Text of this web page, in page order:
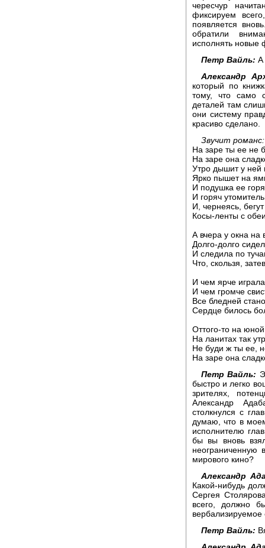
чересчур
фиксируем
появляется
обратили
исполнять новые
Петр Вайль: А
Александр
который по
тому, что само
деталей там
они систему
красиво сделано.
Звучит романс:
На заре ты ее не
На заре она
Утро дышит у ней
Ярко пышет на
И подушка ее
И горяч
И, чернеясь,
Косы-ленты с
А вчера у окна на
Долго-долго
И следила по
Что, скользя,
И чем ярче
И чем громче
Все бледней
Сердце билось
Оттого-то на
На ланитах так
Не буди ж ты ее,
На заре она
Петр Вайль:
быстро и легко
зрителях,
Александр
столкнулся с
думаю, что в
исполнителю
бы вы вновь
неограниченную
мирового кино?
Александр
Какой-нибудь
Сергея
всего, должно
вербализируемое
Петр Вайль: